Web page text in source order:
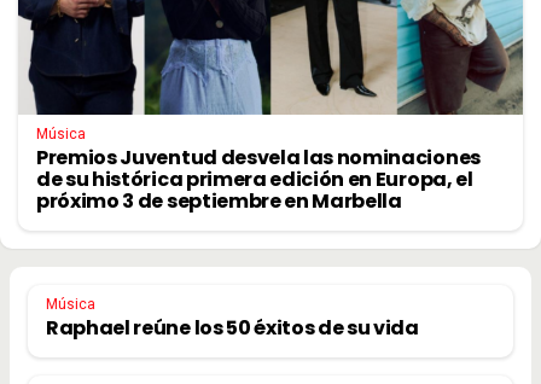
Música
Premios Juventud desvela las nominaciones
de su histórica primera edición en Europa, el
próximo 3 de septiembre en Marbella
Música
Raphael reúne los 50 éxitos de su vida